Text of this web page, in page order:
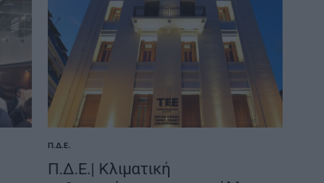
POSTED
IN
Π.Δ.Ε.
Π.Δ.Ε.| Κλιματική